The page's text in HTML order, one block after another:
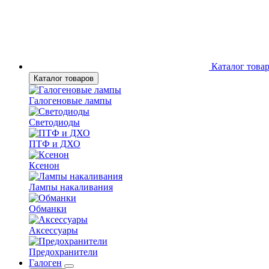
Каталог
Каталог товаров
Галогеновые лампы
Светодиоды
ПТФ и ДХО
Ксенон
Лампы накаливания
Обманки
Аксессуары
Предохранители
Галоген